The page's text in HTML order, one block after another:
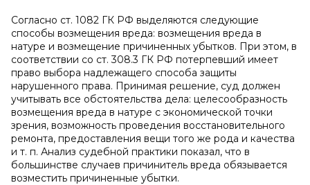
Согласно ст. 1082 ГК РФ выделяются следующие
способы возмещения вреда: возмещения вреда в
натуре и возмещение причиненных убытков. При этом, в
соответствии со ст. 308.3 ГК РФ потерпевший имеет
право выбора надлежащего способа защиты
нарушенного права. Принимая решение, суд должен
учитывать все обстоятельства дела: целесообразность
возмещения вреда в натуре с экономической точки
зрения, возможность проведения восстановительного
ремонта, предоставления вещи того же рода и качества
и т. п. Анализ судебной практики показал, что в
большинстве случаев причинитель вреда обязывается
возместить причиненные убытки.